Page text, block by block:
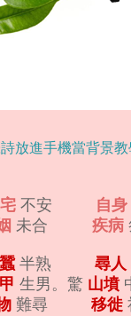
放進手機當背景
不安 自身
未合 疾病
半熟 尋人
生男。驚 山墳
難尋 移徙